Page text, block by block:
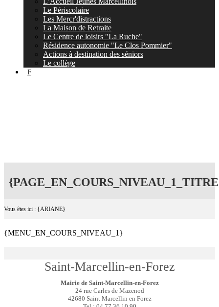
Le Périscolaire
Les Mercr'distractions
La Maison de Retraite
Le Centre de loisirs "La Ruche"
Résidence autonomie "Le Clos Pommier"
Actions à destination des séniors
Le collège
F
Vous êtes ici : {ARIANE}
{MENU_EN_COURS_NIVEAU_1}
Saint-Marcellin-en-Forez
Mairie de Saint-Marcellin-en-Forez
24 rue Carles de Mazenod
42680 Saint Marcellin en Forez